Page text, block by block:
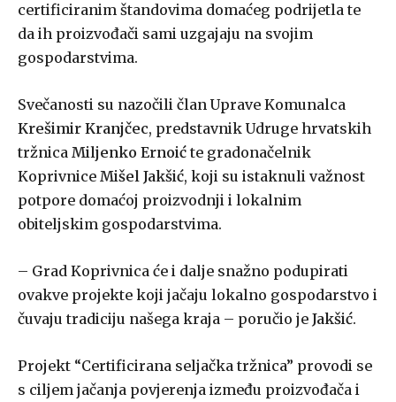
certificiranim štandovima domaćeg podrijetla te
da ih proizvođači sami uzgajaju na svojim
gospodarstvima.
Svečanosti su nazočili član Uprave Komunalca
Krešimir Kranjčec, predstavnik Udruge hrvatskih
tržnica Miljenko Ernoić te gradonačelnik
Koprivnice Mišel Jakšić, koji su istaknuli važnost
potpore domaćoj proizvodnji i lokalnim
obiteljskim gospodarstvima.
– Grad Koprivnica će i dalje snažno podupirati
ovakve projekte koji jačaju lokalno gospodarstvo i
čuvaju tradiciju našega kraja – poručio je Jakšić.
Projekt “Certificirana seljačka tržnica” provodi se
s ciljem jačanja povjerenja između proizvođača i